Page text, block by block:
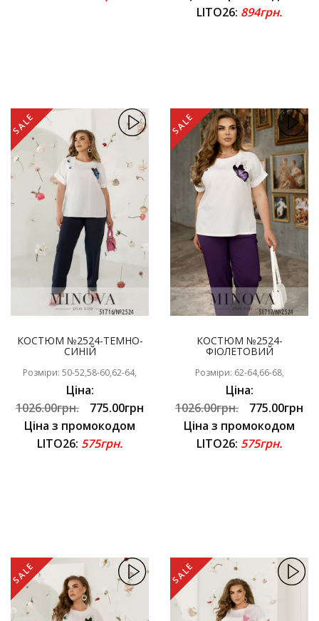
LITO26: 894грн.
SALE
КОСТЮМ №2524-ТЕМНО-
СИНІЙ
Розміри: 50-52,58-60,62-64,
Ціна:
1026.00грн.
775.00грн
Ціна з промокодом
LITO26: 575грн.
SALE
КОСТЮМ №2524-
ФІОЛЕТОВИЙ
Розміри: 62-64,66-68,
Ціна:
1026.00грн.
775.00грн
Ціна з промокодом
LITO26: 575грн.
SALE SALE